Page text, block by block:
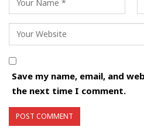
Save my name, email, and
the next time I comment.